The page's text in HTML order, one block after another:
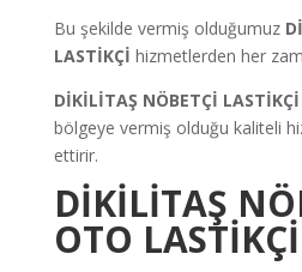
Bu şekilde vermiş olduğumuz
LASTİKÇİ hizmetlerden her
DİKİLİTAŞ NÖBETÇİ LASTİKÇİ
bölgeye vermiş olduğu kaliteli
ettirir.
DİKİLİTAŞ
OTO LASTİKÇİ